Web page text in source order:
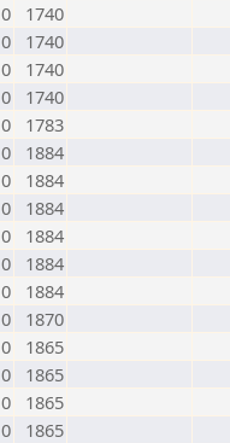
0
1740
0
1740
0
1740
0
1740
0
1783
0
1884
0
1884
0
1884
0
1884
0
1884
0
1884
0
1870
0
1865
0
1865
0
1865
0
1865